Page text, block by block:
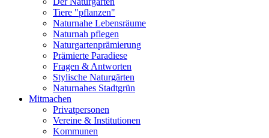
Tiere "pflanzen"
Naturnahe Lebensräume
Naturnah pflegen
Naturgartenprämierung
Prämierte Paradiese
Fragen & Antworten
Stylische Naturgärten
Naturnahes Stadtgrün
Mitmachen
Privatpersonen
Vereine & Institutionen
Kommunen